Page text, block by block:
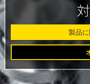
製品